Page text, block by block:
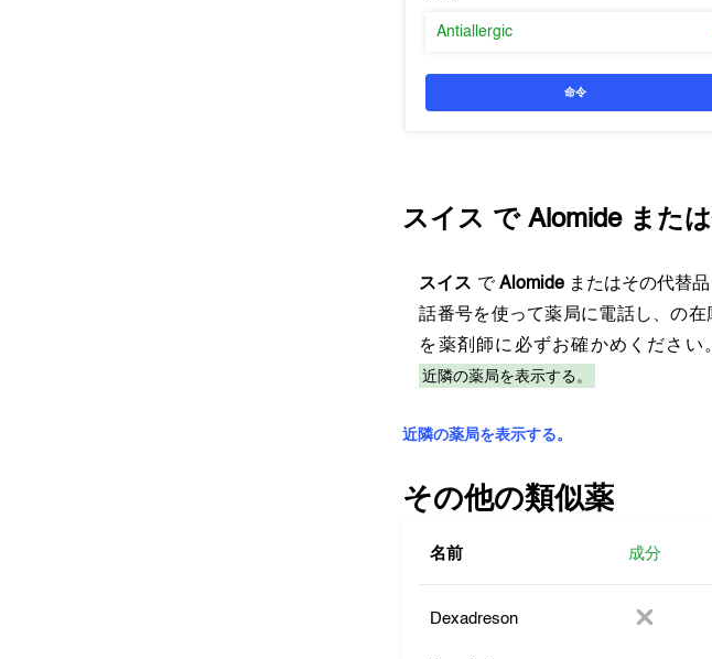
Antiallergic
命令
スイス でAlomideまたは
スイス でAlomideまたはその代替品
話番号を使って薬局に電話し、の
を薬剤師に必ずお確かめください
近隣の薬局を表示する。
近隣の薬局を表示する。
その他の類似薬
名前 成分
Dexadreson